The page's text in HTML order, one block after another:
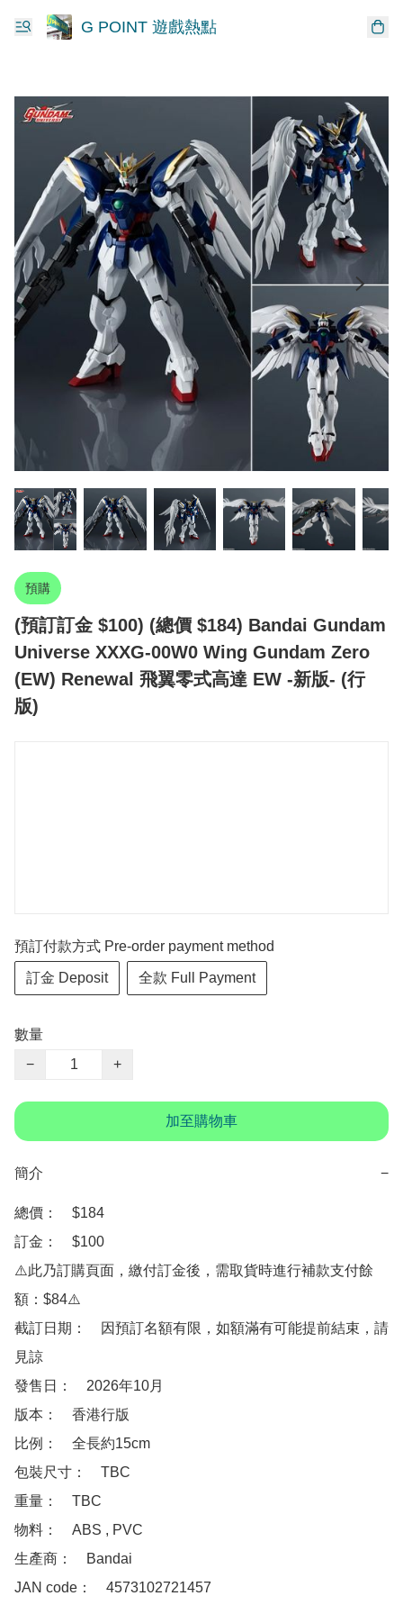
G POINT 遊戲熱點
預購
(預訂訂金 $100) (總價 $184) Bandai Gundam
Universe XXXG-00W0 Wing Gundam Zero
(EW) Renewal 飛翼零式高達 EW -新版- (行
版)
預訂付款方式 Pre-order payment method
訂金 Deposit 全款 Full Payment
數量
−
+
加至購物車
簡介 −
總價：　$184
訂金：　$100
⚠️此乃訂購頁面，繳付訂金後，需取貨時進行補款支付餘
額：$84⚠️
截訂日期：　因預訂名額有限，如額滿有可能提前結束，請
見諒
發售日：　2026年10月
版本：　香港行版
比例：　全長約15cm
包裝尺寸：　TBC
重量：　TBC
物料：　ABS , PVC
生產商：　Bandai
JAN code：　4573102721457